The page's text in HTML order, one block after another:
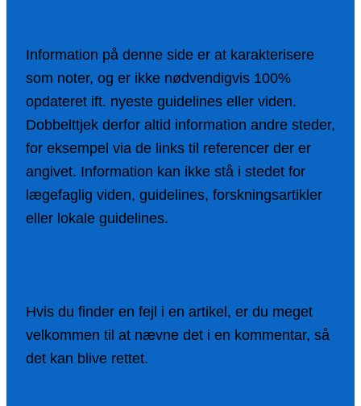
Information på denne side er at karakterisere
som noter, og er ikke nødvendigvis 100%
opdateret ift. nyeste guidelines eller viden.
Dobbelttjek derfor altid information andre steder,
for eksempel via de links til referencer der er
angivet. Information kan ikke stå i stedet for
lægefaglig viden, guidelines, forskningsartikler
eller lokale guidelines.
Hvis du finder en fejl i en artikel, er du meget
velkommen til at nævne det i en kommentar, så
det kan blive rettet.